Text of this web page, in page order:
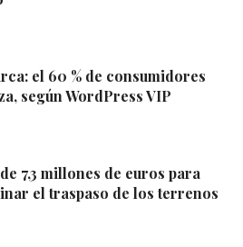
el 60 % de consumidores
según WordPress VIP
7,3 millones de euros para
el traspaso de los terrenos